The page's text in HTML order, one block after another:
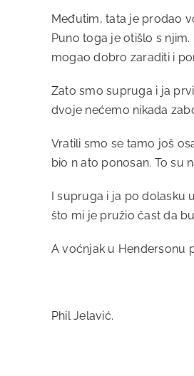
Međutim, tata je prodao
Puno toga je otišlo s
mogao dobro zaraditi i
Zato smo supruga i ja
dvoje nećemo nikada
Vratili smo se tamo još
bio n ato ponosan. To su
I supruga i ja po dolasku
što mi je pružio čast da
A voćnjak u Hendersonu
Phil Jelavić.